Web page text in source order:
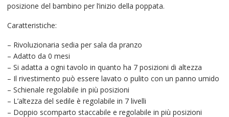
posizione del bambino per l’inizio della poppata.
Caratteristiche:
– Rivoluzionaria sedia per sala da pranzo
– Adatto da 0 mesi
– Si adatta a ogni tavolo in quanto ha 7 posizioni di altezza
– Il rivestimento può essere lavato o pulito con un panno umido
– Schienale regolabile in più posizioni
– L’altezza del sedile è regolabile in 7 livelli
– Doppio scomparto staccabile e regolabile in più posizioni